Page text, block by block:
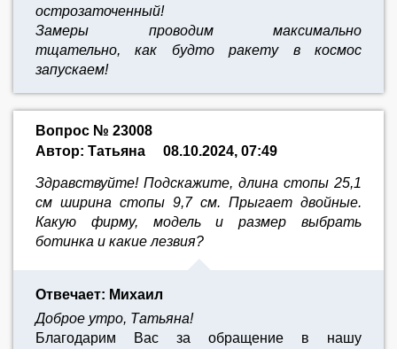
острозаточенный!
Замеры проводим максимально
тщательно, как будто ракету в космос
запускаем!
Вопрос № 23008
Автор: Татьяна
08.10.2024, 07:49
Здравствуйте! Подскажите, длина стопы 25,1
см ширина стопы 9,7 см. Прыгает двойные.
Какую фирму, модель и размер выбрать
ботинка и какие лезвия?
Отвечает: Михаил
Доброе утро, Татьяна!
Благодарим Вас за обращение в нашу